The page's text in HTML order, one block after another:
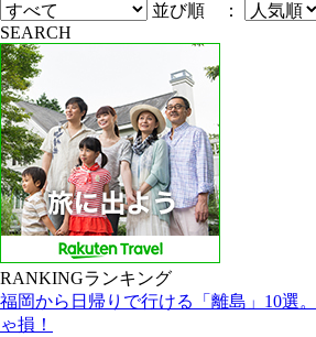
並び順 ：
SEARCH
RANKINGランキング
福岡から日帰りで行ける「離島」10選
ゃ損！